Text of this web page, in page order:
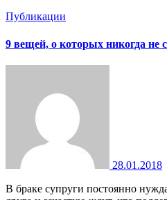
Публикации
9 вещей, о которых никогда не
28.01.2018
В браке супруги постоянно нуждаются в поддержке друг